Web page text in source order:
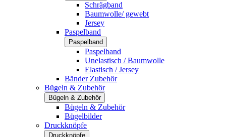
Schrägband
Baumwolle/ gewebt
Jersey
Paspelband
Paspelband
Paspelband
Unelastisch / Baumwolle
Elastisch / Jersey
Bänder Zubehör
Bügeln & Zubehör
Bügeln & Zubehör
Bügeln & Zubehör
Bügelbilder
Druckknöpfe
Druckknöpfe